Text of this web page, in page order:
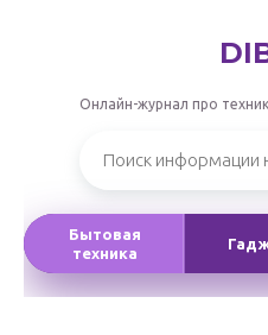
Онлайн-журнал про
Бытовая
техника